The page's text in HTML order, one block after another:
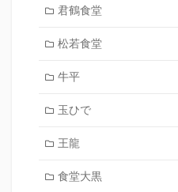
君鶴食堂
松若食堂
牛平
玉ひで
王龍
食堂大黒